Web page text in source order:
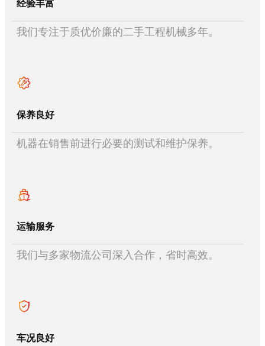
经验丰富
我们专注于质优价廉的二手工程机械多年。
保养良好
机器在销售前进行必要的测试和维护保养。
运输服务
我们与多家物流公司深入合作，省时高效。
车况良好